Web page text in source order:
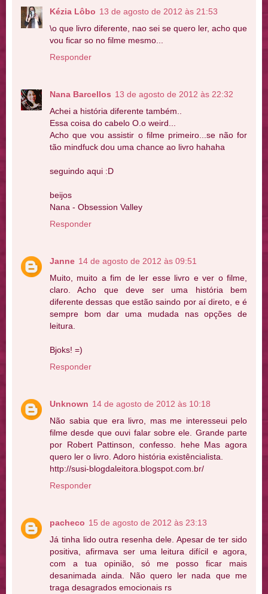
Kézia Lôbo 13 de agosto de 2012 às 21:53
\o que livro diferente, nao sei se quero ler, acho que
vou ficar so no filme mesmo...
Responder
Nana Barcellos 13 de agosto de 2012 às 22:32
Achei a história diferente também..
Essa coisa do cabelo O.o weird...
Acho que vou assistir o filme primeiro...se não for
tão mindfuck dou uma chance ao livro hahaha
seguindo aqui :D
beijos
Nana - Obsession Valley
Responder
Janne 14 de agosto de 2012 às 09:51
Muito, muito a fim de ler esse livro e ver o filme,
claro. Acho que deve ser uma história bem
diferente dessas que estão saindo por aí direto, e é
sempre bom dar uma mudada nas opções de
leitura.
Bjoks! =)
Responder
Unknown 14 de agosto de 2012 às 10:18
Não sabia que era livro, mas me interesseui pelo
filme desde que ouvi falar sobre ele. Grande parte
por Robert Pattinson, confesso. hehe Mas agora
quero ler o livro. Adoro história existêncialista.
http://susi-blogdaleitora.blogspot.com.br/
Responder
pacheco 15 de agosto de 2012 às 23:13
Já tinha lido outra resenha dele. Apesar de ter sido
positiva, afirmava ser uma leitura difícil e agora,
com a tua opinião, só me posso ficar mais
desanimada ainda. Não quero ler nada que me
traga desagrados emocionais rs